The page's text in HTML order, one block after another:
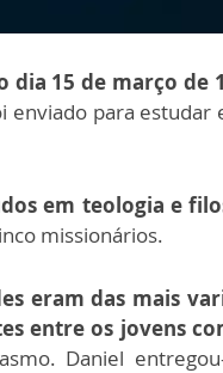
15 de março
enviado para
em teologia e
missionários.
eram das mais
entre os jovens
Daniel